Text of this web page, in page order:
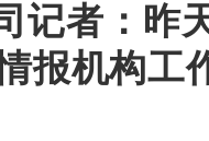
记者：昨
报机构工